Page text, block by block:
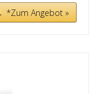
*Zum Angebot »